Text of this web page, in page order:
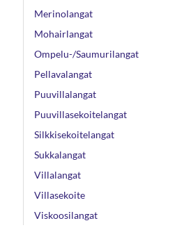
Merinolangat
Mohairlangat
Ompelu-/Saumurilangat
Pellavalangat
Puuvillalangat
Puuvillasekoitelangat
Silkkisekoitelangat
Sukkalangat
Villalangat
Villasekoite
Viskoosilangat